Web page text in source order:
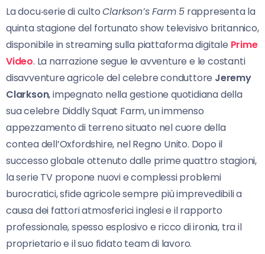
La docu‑serie di cultoClarkson’s Farm 5 rappresenta la
quinta stagione del fortunato show televisivo britannico,
disponibile in streaming sulla piattaforma digitale Prime
Video. La narrazione segue le avventure e le costanti
disavventure agricole del celebre conduttore Jeremy
Clarkson, impegnato nella gestione quotidiana della
sua celebre Diddly Squat Farm, un immenso
appezzamento di terreno situato nel cuore della
contea dell’Oxfordshire, nel Regno Unito. Dopo il
successo globale ottenuto dalle prime quattro stagioni,
la serie TV propone nuovi e complessi problemi
burocratici, sfide agricole sempre più imprevedibili a
causa dei fattori atmosferici inglesi e il rapporto
professionale, spesso esplosivo e ricco di ironia, tra il
proprietario e il suo fidato team di lavoro.